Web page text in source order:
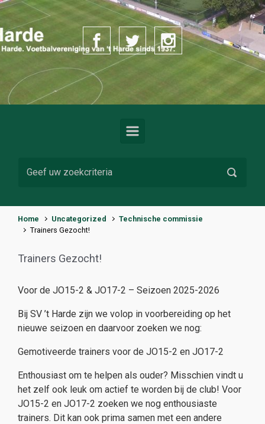
Spring naar de hoofdinhoud
Home Uncategorized
Technische commissie
Trainers Gezocht!
Trainers Gezocht!
Voor de JO15-2 & JO17-2 – Seizoen 2025-2026
Bij SV ’t Harde zijn we volop in voorbereiding op het
nieuwe seizoen en daarvoor zoeken we nog:
Gemotiveerde trainers voor de JO15-2 en JO17-2
Enthousiast om te helpen als ouder? Misschien vindt u
het zelf ook leuk om actief te worden bij de club! Voor
JO15-2 en JO17-2 zoeken we nog enthousiaste
trainers. Dit kan ook prima samen met een andere